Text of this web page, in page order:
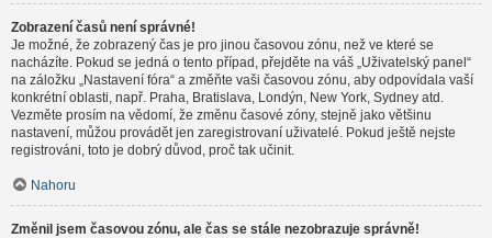
Zobrazení časů není správné!
Je možné, že zobrazený čas je pro jinou časovou zónu, než ve které se
nacházíte. Pokud se jedná o tento případ, přejděte na váš „Uživatelský panel“
na záložku „Nastavení fóra“ a změňte vaši časovou zónu, aby odpovídala vaší
konkrétní oblasti, např. Praha, Bratislava, Londýn, New York, Sydney atd.
Vezměte prosím na vědomí, že změnu časové zóny, stejně jako většinu
nastavení, můžou provádět jen zaregistrovaní uživatelé. Pokud ještě nejste
registrováni, toto je dobrý důvod, proč tak učinit.
Nahoru
Změnil jsem časovou zónu, ale čas se stále nezobrazuje správně!